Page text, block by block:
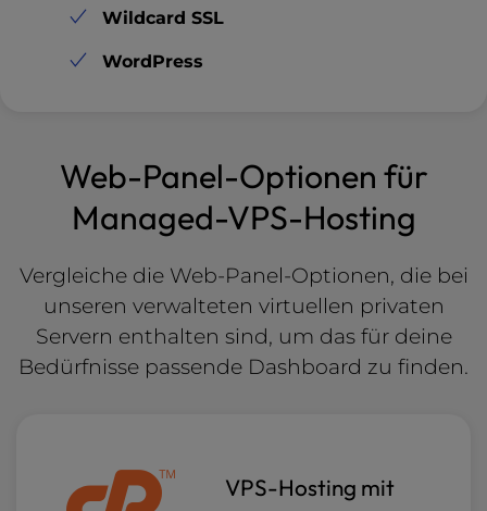
Wildcard SSL
WordPress
Web-Panel-Optionen für
Managed-VPS-Hosting
Vergleiche die Web-Panel-Optionen, die bei
unseren verwalteten virtuellen privaten
Servern enthalten sind, um das für deine
Bedürfnisse passende Dashboard zu finden.
VPS-Hosting mit